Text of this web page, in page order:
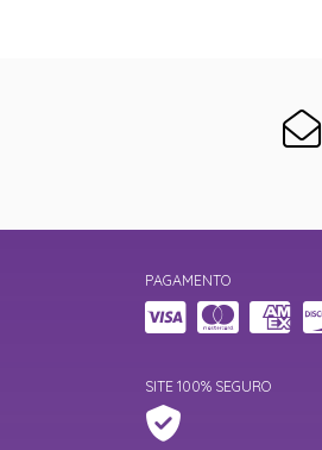
PAGAMENTO
SITE 100% SEGURO